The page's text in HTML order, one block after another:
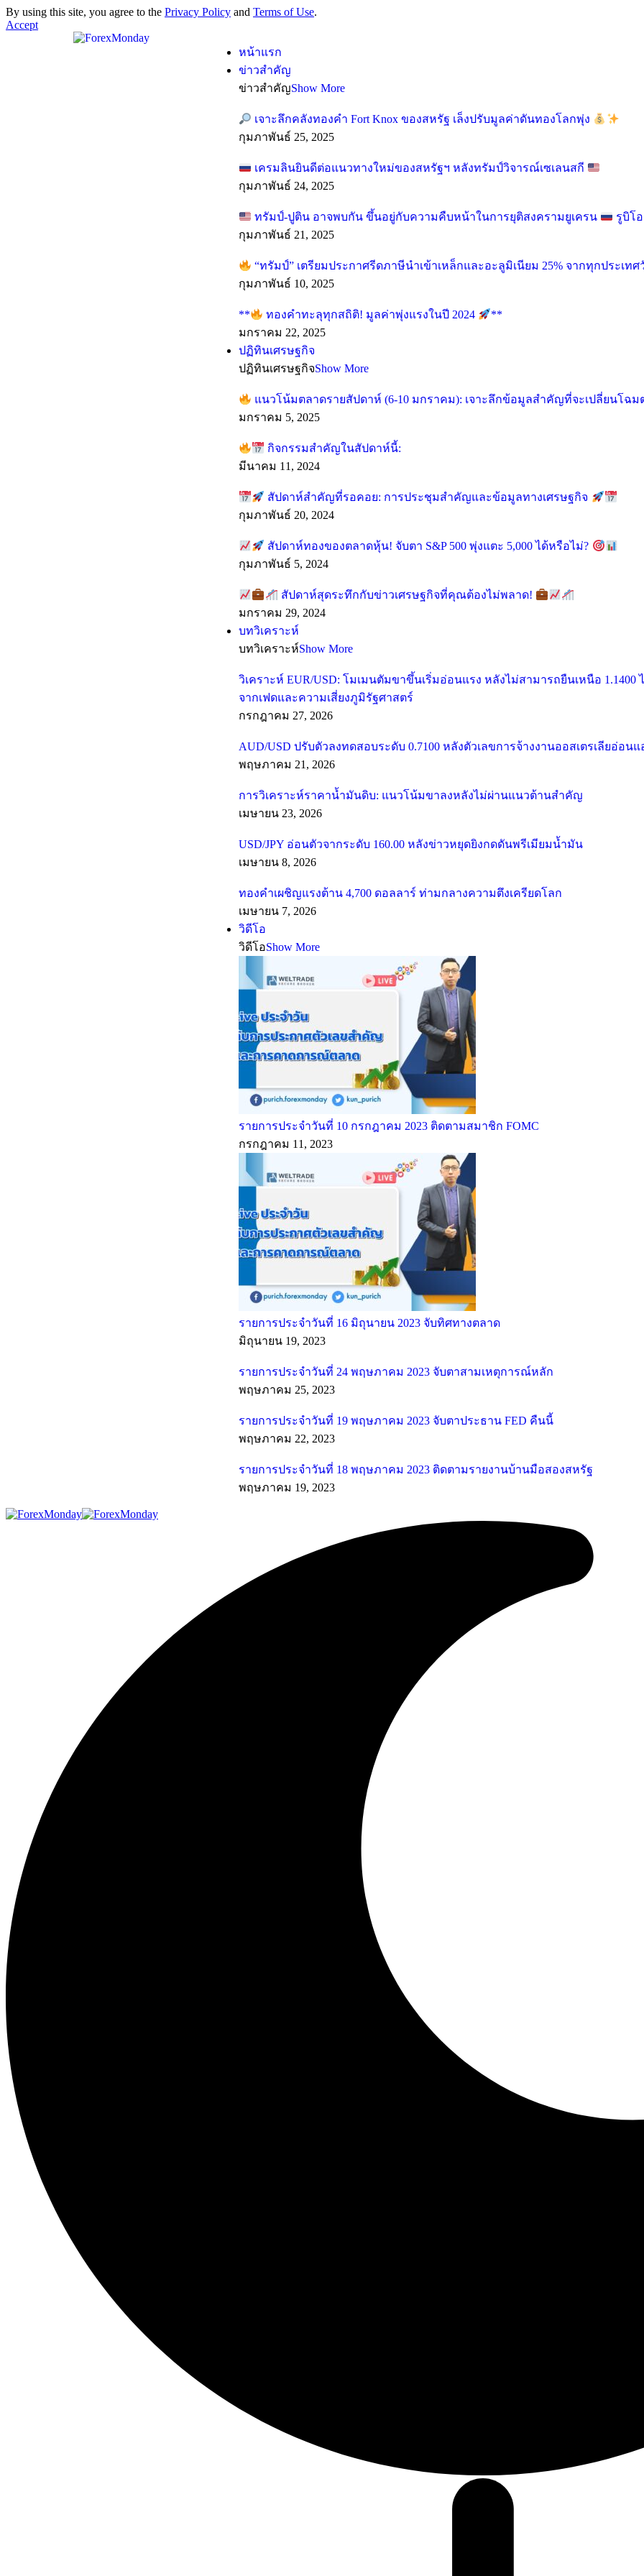
By using this site, you agree to the Privacy Policy and Terms of Use.
Accept
หน้าแรก
ข่าวสำคัญ
ข่าวสำคัญShow More
เจาะลึกคลังทองคำ Fort Knox ของสหรัฐ เล็งปรับมูลค่าดันทองโลกพุ่ง
กุมภาพันธ์ 25, 2025
เครมลินยินดีต่อแนวทางใหม่ของสหรัฐฯ หลังทรัมป์วิจารณ์เซเลนสกี
กุมภาพันธ์ 24, 2025
ทรัมป์-ปูติน อาจพบกัน ขึ้นอยู่กับความคืบหน้าในการยุติสงครามยูเครน
รูบิโ
กุมภาพันธ์ 21, 2025
“ทรัมป์” เตรียมประกาศรีดภาษีนำเข้าเหล็กและอะลูมิเนียม 25% จากทุกประเทศ
กุมภาพันธ์ 10, 2025
** ทองคำทะลุทุกสถิติ! มูลค่าพุ่งแรงในปี 2024
**
มกราคม 22, 2025
ปฏิทินเศรษฐกิจ
ปฏิทินเศรษฐกิจShow More
แนวโน้มตลาดรายสัปดาห์ (6-10 มกราคม): เจาะลึกข้อมูลสำคัญที่จะเปลี่ยนโฉม
มกราคม 5, 2025
กิจกรรมสำคัญในสัปดาห์นี้:
มีนาคม 11, 2024
สัปดาห์สำคัญที่รอคอย: การประชุมสำคัญและข้อมูลทางเศรษฐกิจ
กุมภาพันธ์ 20, 2024
สัปดาห์ทองของตลาดหุ้น! จับตา S&P 500 พุ่งแตะ 5,000 ได้หรือไม่?
กุมภาพันธ์ 5, 2024
สัปดาห์สุดระทึกกับข่าวเศรษฐกิจที่คุณต้องไม่พลาด!
มกราคม 29, 2024
บทวิเคราะห์
บทวิเคราะห์Show More
วิเคราะห์ EUR/USD: โมเมนตัมขาขึ้นเริ่มอ่อนแรง หลังไม่สามารถยืนเหนือ 1.1400
จากเฟดและความเสี่ยงภูมิรัฐศาสตร์
กรกฎาคม 27, 2026
AUD/USD ปรับตัวลงทดสอบระดับ 0.7100 หลังตัวเลขการจ้างงานออสเตรเลียอ่อน
พฤษภาคม 21, 2026
การวิเคราะห์ราคาน้ำมันดิบ: แนวโน้มขาลงหลังไม่ผ่านแนวต้านสำคัญ
เมษายน 23, 2026
USD/JPY อ่อนตัวจากระดับ 160.00 หลังข่าวหยุดยิงกดดันพรีเมียมน้ำมัน
เมษายน 8, 2026
ทองคำเผชิญแรงต้าน 4,700 ดอลลาร์ ท่ามกลางความตึงเครียดโลก
เมษายน 7, 2026
วิดีโอ
วิดีโอShow More
รายการประจำวันที่ 10 กรกฎาคม 2023 ติดตามสมาชิก FOMC
กรกฎาคม 11, 2023
รายการประจำวันที่ 16 มิถุนายน 2023 จับทิศทางตลาด
มิถุนายน 19, 2023
รายการประจำวันที่ 24 พฤษภาคม 2023 จับตาสามเหตุการณ์หลัก
พฤษภาคม 25, 2023
รายการประจำวันที่ 19 พฤษภาคม 2023 จับตาประธาน FED คืนนี้
พฤษภาคม 22, 2023
รายการประจำวันที่ 18 พฤษภาคม 2023 ติดตามรายงานบ้านมือสองสหรัฐ
พฤษภาคม 19, 2023